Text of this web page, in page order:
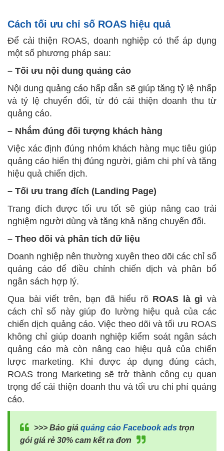
Cách tối ưu chỉ số ROAS hiệu quả
Để cải thiện ROAS, doanh nghiệp có thể áp dụng
một số phương pháp sau:
– Tối ưu nội dung quảng cáo
Nội dung quảng cáo hấp dẫn sẽ giúp tăng tỷ lệ nhấp
và tỷ lệ chuyển đổi, từ đó cải thiện doanh thu từ
quảng cáo.
– Nhắm đúng đối tượng khách hàng
Việc xác định đúng nhóm khách hàng mục tiêu giúp
quảng cáo hiển thị đúng người, giảm chi phí và tăng
hiệu quả chiến dịch.
– Tối ưu trang đích (Landing Page)
Trang đích được tối ưu tốt sẽ giúp nâng cao trải
nghiệm người dùng và tăng khả năng chuyển đổi.
– Theo dõi và phân tích dữ liệu
Doanh nghiệp nên thường xuyên theo dõi các chỉ số
quảng cáo để điều chỉnh chiến dịch và phân bổ
ngân sách hợp lý.
Qua bài viết trên, bạn đã hiểu rõ ROAS là gì và
cách chỉ số này giúp đo lường hiệu quả của các
chiến dịch quảng cáo. Việc theo dõi và tối ưu ROAS
không chỉ giúp doanh nghiệp kiểm soát ngân sách
quảng cáo mà còn nâng cao hiệu quả của chiến
lược marketing. Khi được áp dụng đúng cách,
ROAS trong Marketing sẽ trở thành công cụ quan
trọng để cải thiện doanh thu và tối ưu chi phí quảng
cáo.
>>> Báo giá quảng cáo Facebook ads trọn
gói giá rẻ 30% cam kết ra đơn